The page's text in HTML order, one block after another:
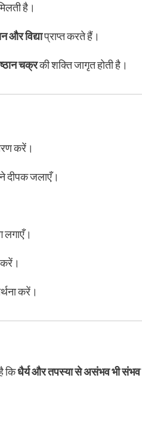
है।
और विद्याप्राप्त करते हैं।
चक्रकी शक्ति जागृत होती है।
करें।
दीपक जलाएँ।
लगाएँ।
करें।
करें।
किधैर्य और तपस्या से असंभव भी संभव